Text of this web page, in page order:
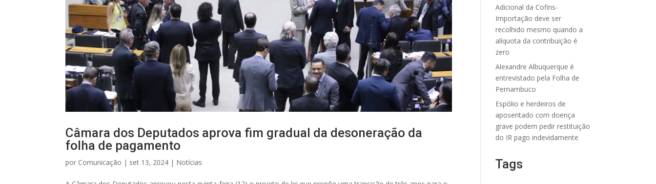
Câmara dos Deputados aprova fim gradual da desoneração da
folha de pagamento
por Comunicação | set 13, 2024 | Notícias
Adicional da Cofins-
Importação deve ser
recolhido mesmo quando a
alíquota da contribuição é
zero
Alexandre Albuquerque é
entrevistado pela Folha de
Pernambuco
Espólio e herdeiros de
aposentado com doença
grave podem pedir restituição
do IR pago indevidamente
Tags